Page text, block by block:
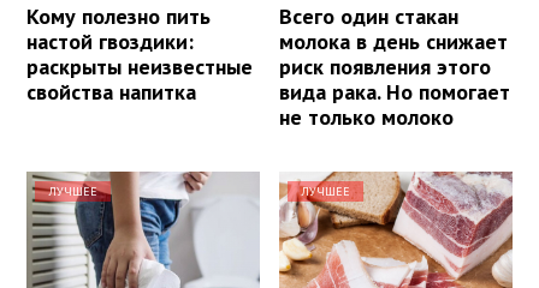
Кому полезно пить
настой гвоздики:
раскрыты неизвестные
свойства напитка
Всего один стакан
молока в день снижает
риск появления этого
вида рака. Но помогает
не только молоко
ЛУЧШЕЕ ЛУЧШЕЕ